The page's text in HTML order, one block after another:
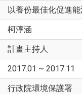
以養份最佳化促進
柯淳涵
計畫主持人
2017.01 ~ 2017.11
行政院環境保護署